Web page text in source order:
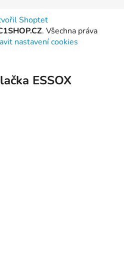
Shoptet
. Všechna práva
nastavení cookies
ESSOX